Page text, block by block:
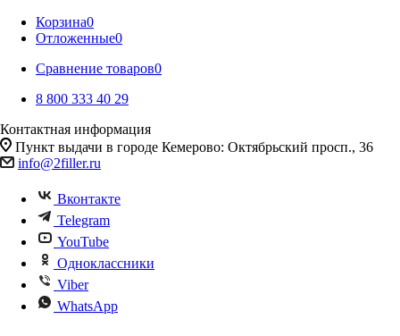
Корзина0
Отложенные0
Сравнение товаров0
8 800 333 40 29
Контактная информация
Пункт выдачи в городе Кемерово: Октябрьский просп., 36
info@2filler.ru
Вконтакте
Telegram
YouTube
Одноклассники
Viber
WhatsApp